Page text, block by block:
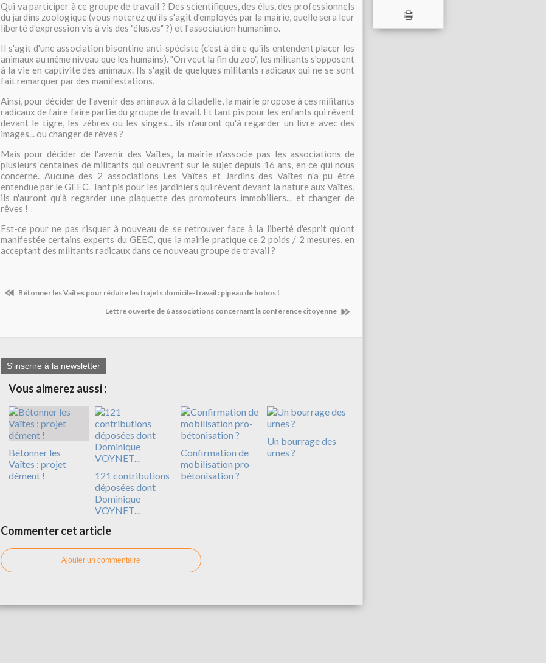
Qui va participer à ce groupe de travail ? Des scientifiques, des élus, des professionnels
du jardins zoologique (vous noterez qu'ils s'agit d'employés par la mairie, quelle sera leur
liberté d'expression vis à vis des "élus.es" ?) et l'association humanimo.
Il s'agit d'une association bisontine anti-spéciste (c'est à dire qu'ils entendent placer les
animaux au même niveau que les humains). "On veut la fin du zoo", les militants s'opposent
à la vie en captivité des animaux. Ils s'agit de quelques militants radicaux qui ne se sont
fait remarquer par des manifestations.
Ainsi, pour décider de l'avenir des animaux à la citadelle, la mairie propose à ces militants
radicaux de faire faire partie du groupe de travail. Et tant pis pour les enfants qui rêvent
devant le tigre, les zèbres ou les singes... ils n'auront qu'à regarder un livre avec des
images... ou changer de rêves ?
Mais pour décider de l'avenir des Vaîtes, la mairie n'associe pas les associations de
plusieurs centaines de militants qui oeuvrent sur le sujet depuis 16 ans, en ce qui nous
concerne. Aucune des 2 associations Les Vaîtes et Jardins des Vaîtes n'a pu être
entendue par le GEEC. Tant pis pour les jardiniers qui rêvent devant la nature aux Vaîtes,
ils n'auront qu'à regarder une plaquette des promoteurs immobiliers... et changer de
rêves !
Est-ce pour ne pas risquer à nouveau de se retrouver face à la liberté d'esprit qu'ont
manifestée certains experts du GEEC, que la mairie pratique ce 2 poids / 2 mesures, en
acceptant des militants radicaux dans ce nouveau groupe de travail ?
Bétonner les Vaîtes pour réduire les trajets domicile-travail : pipeau de bobos !
Lettre ouverte de 6 associations concernant la conférence citoyenne
S'inscrire à la newsletter
Vous aimerez aussi :
Bétonner les
Vaîtes : projet
dément !
121 contributions
déposées dont
Dominique
VOYNET...
Confirmation de
mobilisation pro-
bétonisation ?
Un bourrage des
urnes ?
Commenter cet article
Ajouter un commentaire